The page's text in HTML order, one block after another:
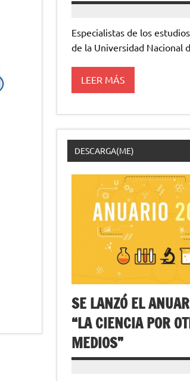
Especialistas de los
de la Universidad Nacional
LEER MÁS
DESCARGA(ME)
SE LANZÓ EL
“LA CIENCIA POR
MEDIOS”